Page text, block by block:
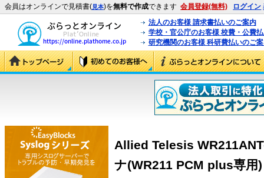
会員はオンラインで見積書(見本)を無料で作成できます 会員登録(無料) ログイン
法人のお客様 請求書払いのご案内
学校・官公庁のお客様 校費・公費
研究機関のお客様 科研費払いのご
Allied Telesis
ナ(WR211 PCM plus専用